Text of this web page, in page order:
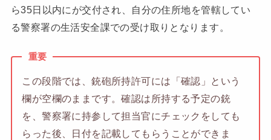
ら35日以内にが交付され、自分の住所地を管轄してい
る警察署の生活安全課での受け取りとなります。
重要
この段階では、銃砲所持許可には「確認」という
欄が空欄のままです。確認は所持する予定の銃
を、警察署に持参して担当官にチェックをしても
らった後、日付を記載してもらうことができま